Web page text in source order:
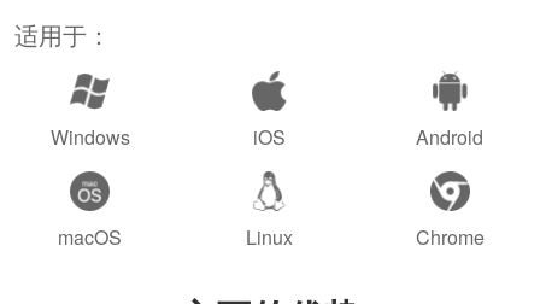
适用于：
Windows iOS Android
macOS Linux Chrome